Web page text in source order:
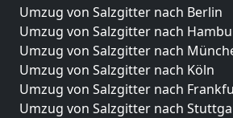
Umzug von Salzgitter nach Berlin
Umzug von Salzgitter nach
Umzug von Salzgitter nach
Umzug von Salzgitter nach Köln
Umzug von Salzgitter nach
Umzug von Salzgitter nach